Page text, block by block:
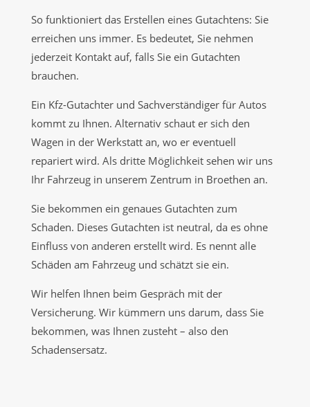
So funktioniert das Erstellen eines Gutachtens: Sie
erreichen uns immer. Es bedeutet, Sie nehmen
jederzeit Kontakt auf, falls Sie ein Gutachten
brauchen.
Ein Kfz-Gutachter und Sachverständiger für Autos
kommt zu Ihnen. Alternativ schaut er sich den
Wagen in der Werkstatt an, wo er eventuell
repariert wird. Als dritte Möglichkeit sehen wir uns
Ihr Fahrzeug in unserem Zentrum in Broethen an.
Sie bekommen ein genaues Gutachten zum
Schaden. Dieses Gutachten ist neutral, da es ohne
Einfluss von anderen erstellt wird. Es nennt alle
Schäden am Fahrzeug und schätzt sie ein.
Wir helfen Ihnen beim Gespräch mit der
Versicherung. Wir kümmern uns darum, dass Sie
bekommen, was Ihnen zusteht – also den
Schadensersatz.